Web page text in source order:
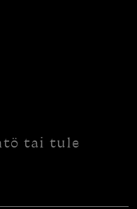
tai tule